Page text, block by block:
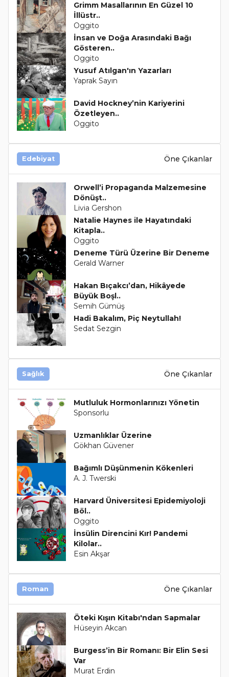
Grimm Masallarının En Güzel 10
İllüstr..
Oggito
İnsan ve Doğa Arasındaki Bağı
Gösteren..
Oggito
Yusuf Atılgan'ın Yazarları
Yaprak Sayın
David Hockney’nin Kariyerini
Özetleyen..
Oggito
Edebiyat Öne Çıkanlar
Orwell’i Propaganda Malzemesine
Dönüşt..
Livia Gershon
Natalie Haynes ile Hayatındaki
Kitapla..
Oggito
Deneme Türü Üzerine Bir Deneme
Gerald Warner
Hakan Bıçakcı’dan, Hikâyede
Büyük Boşl..
Semih Gümüş
Hadi Bakalım, Piç Neytullah!
Sedat Sezgin
Sağlık Öne Çıkanlar
Mutluluk Hormonlarınızı Yönetin
Sponsorlu
Uzmanlıklar Üzerine
Gökhan Güvener
Bağımlı Düşünmenin Kökenleri
A. J. Twerski
Harvard Üniversitesi Epidemiyoloji
Böl..
Oggito
İnsülin Direncini Kır! Pandemi
Kilolar..
Esin Akşar
Roman Öne Çıkanlar
Öteki Kışın Kitabı'ndan Sapmalar
Hüseyin Akcan
Burgess’in Bir Romanı: Bir Elin Sesi
Var
Murat Erdin